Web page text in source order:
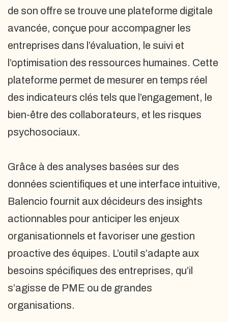
de son offre se trouve une plateforme digitale
avancée, conçue pour accompagner les
entreprises dans l’évaluation, le suivi et
l’optimisation des ressources humaines. Cette
plateforme permet de mesurer en temps réel
des indicateurs clés tels que l’engagement, le
bien-être des collaborateurs, et les risques
psychosociaux.
Grâce à des analyses basées sur des
données scientifiques et une interface intuitive,
Balencio fournit aux décideurs des insights
actionnables pour anticiper les enjeux
organisationnels et favoriser une gestion
proactive des équipes. L’outil s’adapte aux
besoins spécifiques des entreprises, qu’il
s’agisse de PME ou de grandes
organisations.